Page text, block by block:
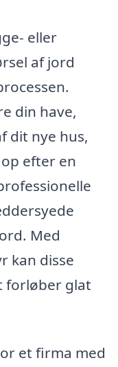
eller
af jord
din have,
dit nye hus,
efter en
Med
kan disse
forløber glat
et firma med